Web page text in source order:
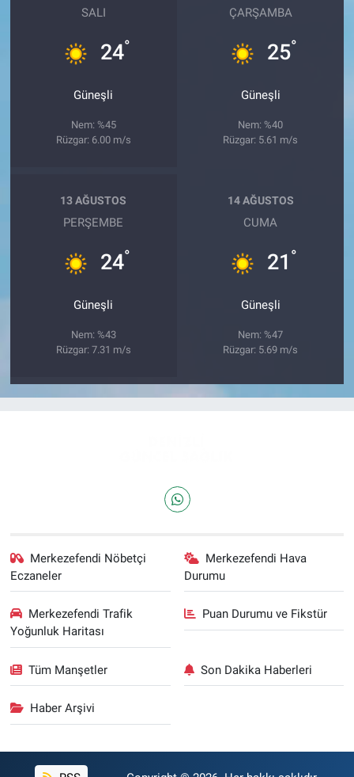
SALI
24°
Güneşli
Nem: %45
Rüzgar: 6.00 m/s
ÇARŞAMBA
25°
Güneşli
Nem: %40
Rüzgar: 5.61 m/s
13 AĞUSTOS
PERŞEMBE
24°
Güneşli
Nem: %43
Rüzgar: 7.31 m/s
14 AĞUSTOS
CUMA
21 °
Güneşli
Nem: %47
Rüzgar: 5.69 m/s
Merkezefendi Nöbetçi
Eczaneler
Merkezefendi Hava
Durumu
Merkezefendi Trafik
Yoğunluk Haritası
Puan Durumu ve Fikstür
Tüm Manşetler Son Dakika Haberleri
Haber Arşivi